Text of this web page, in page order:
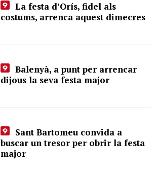
La festa d’Orís, fidel als
costums, arrenca aquest dimecres
Balenyà, a punt per arrencar
dijous la seva festa major
Sant Bartomeu convida a
buscar un tresor per obrir la festa
major